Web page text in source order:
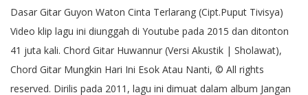
Dasar Gitar Guyon Waton Cinta Terlarang (Cipt.Puput Tivisya)
Video klip lagu ini diunggah di Youtube pada 2015 dan ditonton
41 juta kali. Chord Gitar Huwannur (Versi Akustik | Sholawat),
Chord Gitar Mungkin Hari Ini Esok Atau Nanti, © All rights
reserved. Dirilis pada 2011, lagu ini dimuat dalam album Jangan